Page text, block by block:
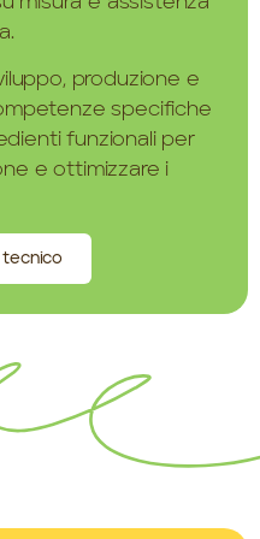
produzione e
specifiche
funzionali per
e ottimizzare i
tecnico